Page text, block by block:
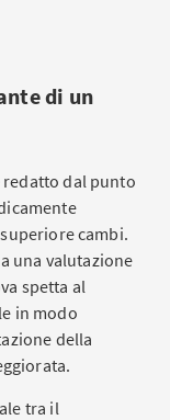
di un
dal punto
cambi.
una valutazione
spetta al
in modo
della
tra il